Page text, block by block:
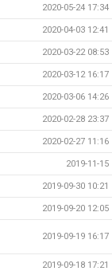
2020-05-24 17:34
2020-04-03 12:41
2020-03-22 08:53
2020-03-12 16:17
2020-03-06 14:26
2020-02-28 23:37
2020-02-27 11:16
2019-11-15
2019-09-30 10:21
2019-09-20 12:05
2019-09-19 16:17
2019-09-18 17:21